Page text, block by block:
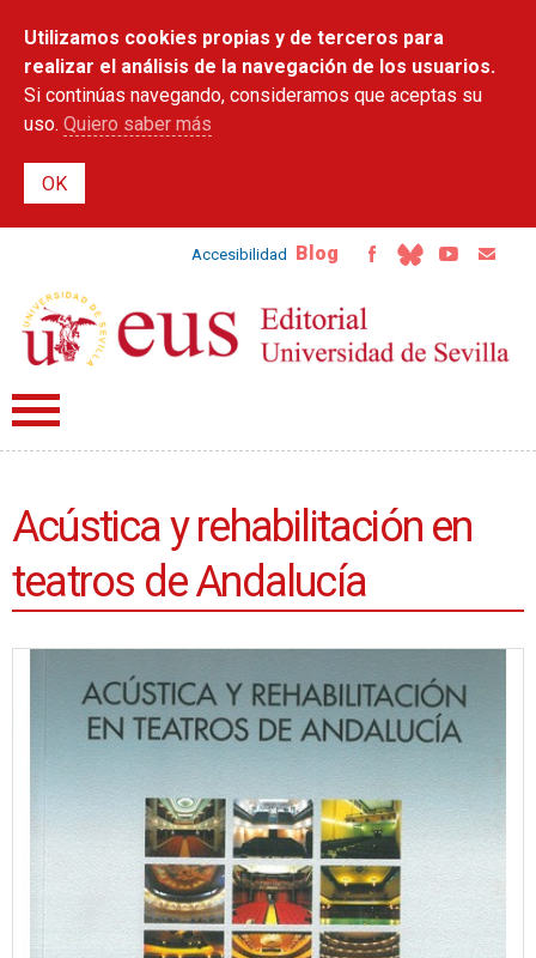
contenido
principal
Utilizamos cookies propias y de terceros para
realizar el análisis de la navegación de los usuarios.
Si continúas navegando, consideramos que aceptas su
uso. Quiero saber más
Accesibilidad Blog
Acústica y rehabilitación en
teatros de Andalucía